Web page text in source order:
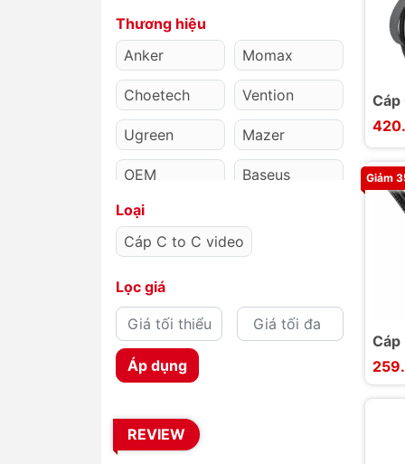
Cáp
bẻ
Giảm
Cáp
Thương hiệu
Anker
Momax
Choetech Vention
Ugreen Mazer
OEM
Baseus
Loại
Cáp C to C video
Lọc giá
Áp dụng
REVIEW